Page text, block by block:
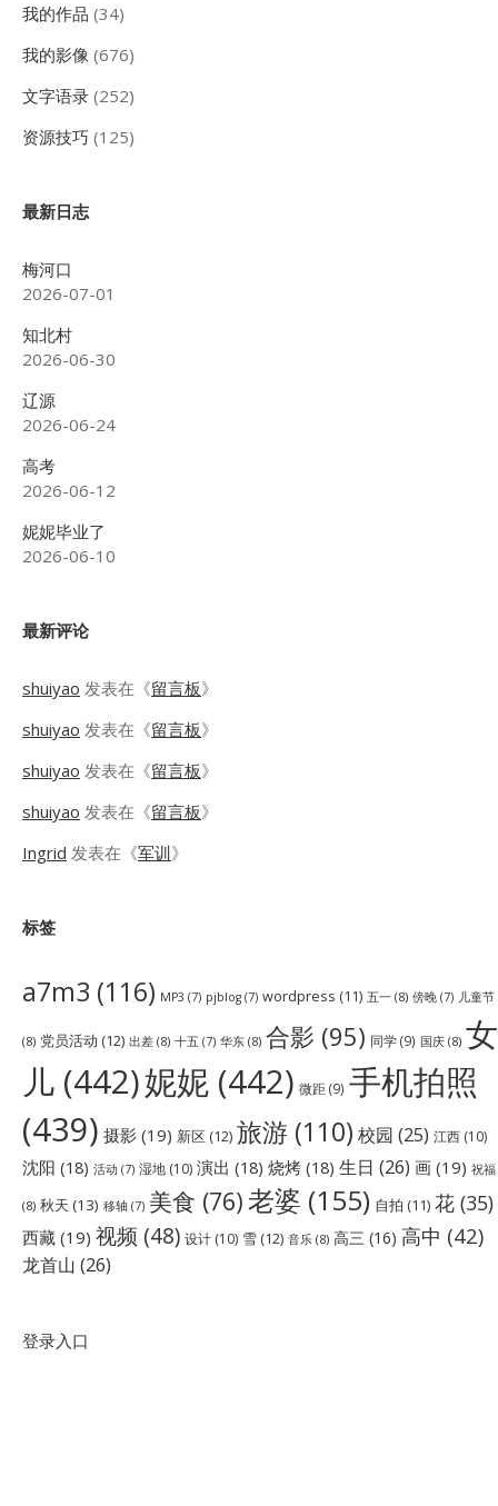
我的作品 (34)
我的影像 (676)
文字语录 (252)
资源技巧 (125)
最新日志
梅河口
2026-07-01
知北村
2026-06-30
辽源
2026-06-24
高考
2026-06-12
妮妮毕业了
2026-06-10
最新评论
shuiyao 发表在《留言板》
shuiyao 发表在《留言板》
shuiyao 发表在《留言板》
shuiyao 发表在《留言板》
Ingrid 发表在《军训》
标签
a7m3 (116) MP3 (7) pjblog (7) wordpress (11) 五一 (8) 傍晚 (7) 儿童节
(8) 党员活动 (12) 出差 (8) 十五 (7) 华东 (8) 合影 (95) 同学(9) 国庆 (8) 女
儿 (442)妮妮 (442) 微距(9) 手机拍照
(439) 摄影 (19) 新区 (12) 旅游 (110) 校园 (25) 江西 (10)
沈阳 (18) 活动 (7) 湿地 (10) 演出 (18) 烧烤 (18) 生日 (26) 画 (19) 祝福
(8) 秋天 (13) 移轴 (7) 美食 (76)老婆 (155) 自拍 (11) 花 (35)
西藏 (19) 视频 (48) 设计 (10) 雪 (12) 音乐 (8) 高三 (16) 高中 (42)
龙首山 (26)
登录入口